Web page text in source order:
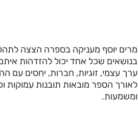
מרים יוסף מעניקה בספרה הצצה
בנושאים שכל אחד יכול להזדהות
ערך עצמי, זוגיות, חברות, יחסים עם
לאורך הספר מובאות תובנות עמוקות
ומשמעות.